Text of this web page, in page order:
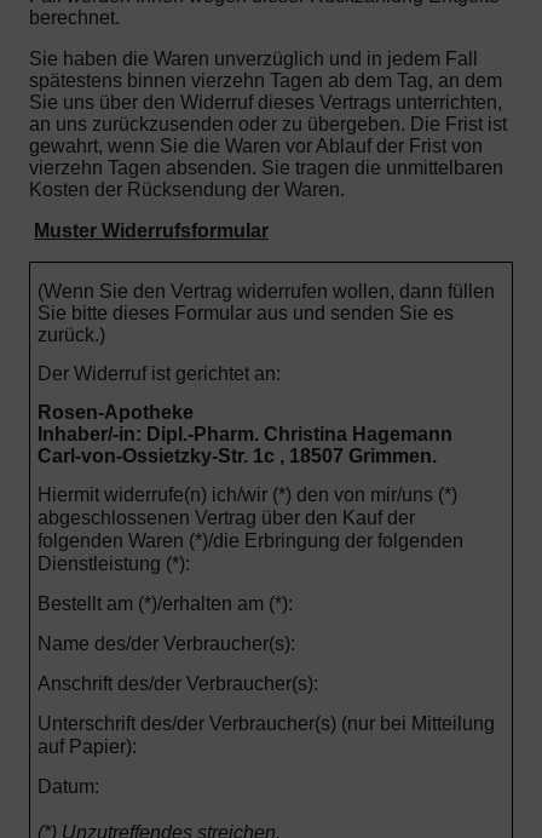
berechnet.
Sie haben die Waren unverzüglich und in jedem Fall
spätestens binnen vierzehn Tagen ab dem Tag, an dem
Sie uns über den Widerruf dieses Vertrags unterrichten,
an uns zurückzusenden oder zu übergeben. Die Frist ist
gewahrt, wenn Sie die Waren vor Ablauf der Frist von
vierzehn Tagen absenden. Sie tragen die unmittelbaren
Kosten der Rücksendung der Waren.
Muster Widerrufsformular
(Wenn Sie den Vertrag widerrufen wollen, dann füllen
Sie bitte dieses Formular aus und senden Sie es
zurück.)
Der Widerruf ist gerichtet an:
Rosen-Apotheke
Inhaber/-in: Dipl.-Pharm. Christina Hagemann
Carl-von-Ossietzky-Str. 1c , 18507 Grimmen.
Hiermit widerrufe(n) ich/wir (*) den von mir/uns (*)
abgeschlossenen Vertrag über den Kauf der
folgenden Waren (*)/die Erbringung der folgenden
Dienstleistung (*):
Bestellt am (*)/erhalten am (*):
Name des/der Verbraucher(s):
Anschrift des/der Verbraucher(s):
Unterschrift des/der Verbraucher(s) (nur bei Mitteilung
auf Papier):
Datum:
(*) Unzutreffendes streichen.